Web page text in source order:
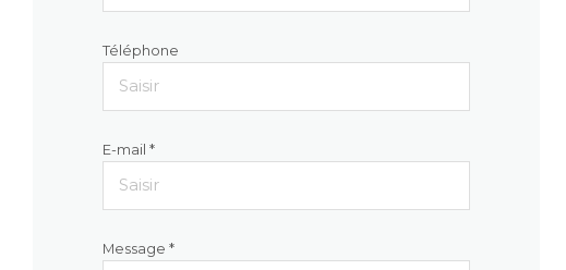
Téléphone
E-mail *
Message *